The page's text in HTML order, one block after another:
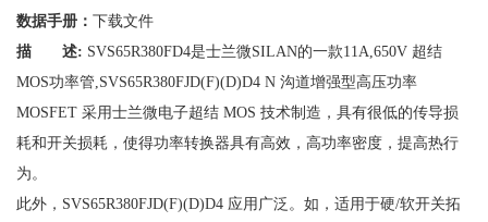
数据手册： 下载文件
描 述: SVS65R380FD4是士兰微SILAN的一款11A,650V 超结
MOS功率管,SVS65R380FJD(F)(D)D4 N 沟道增强型高压功率
MOSFET 采用士兰微电子超结 MOS 技术制造，具有很低的传导损
耗和开关损耗，使得功率转换器具有高效，高功率密度，提高热行
为。
此外，SVS65R380FJD(F)(D)D4 应用广泛。如，适用于硬/软开关拓